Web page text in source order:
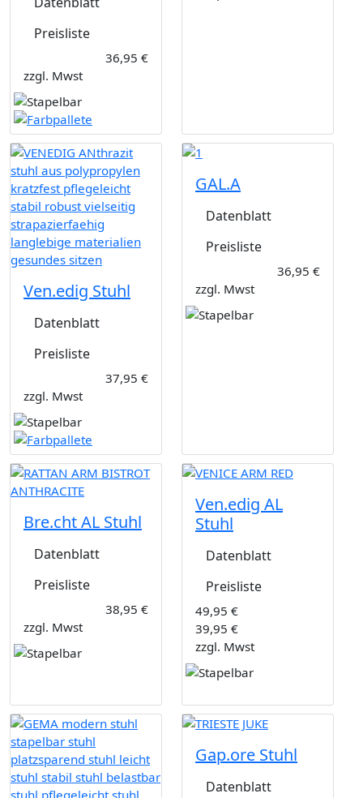
Preisliste
36,95 €
zzgl. Mwst
Ven.edig Stuhl
Datenblatt
Preisliste
37,95 €
zzgl. Mwst
GAL.A
Datenblatt
Preisliste
36,95 €
zzgl. Mwst
Bre.cht AL Stuhl
Datenblatt
Preisliste
38,95 €
zzgl. Mwst
Ven.edig AL
Stuhl
Datenblatt
Preisliste
49,95 €
39,95 €
zzgl. Mwst
Gap.ore Stuhl
Datenblatt